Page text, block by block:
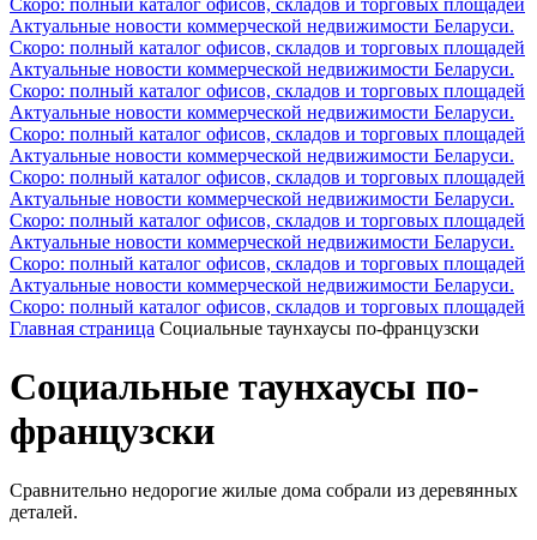
Актуальные новости коммерческой недвижимости Беларуси.
Скоро: полный каталог офисов, складов и торговых площадей
Актуальные новости коммерческой недвижимости Беларуси.
Скоро: полный каталог офисов, складов и торговых площадей
Актуальные новости коммерческой недвижимости Беларуси.
Скоро: полный каталог офисов, складов и торговых площадей
Актуальные новости коммерческой недвижимости Беларуси.
Скоро: полный каталог офисов, складов и торговых площадей
Актуальные новости коммерческой недвижимости Беларуси.
Скоро: полный каталог офисов, складов и торговых площадей
Актуальные новости коммерческой недвижимости Беларуси.
Скоро: полный каталог офисов, складов и торговых площадей
Актуальные новости коммерческой недвижимости Беларуси.
Скоро: полный каталог офисов, складов и торговых площадей
Главная страница Социальные таунхаусы по-французски
Социальные таунхаусы по-
французски
Сравнительно недорогие жилые дома собрали из деревянных
деталей.